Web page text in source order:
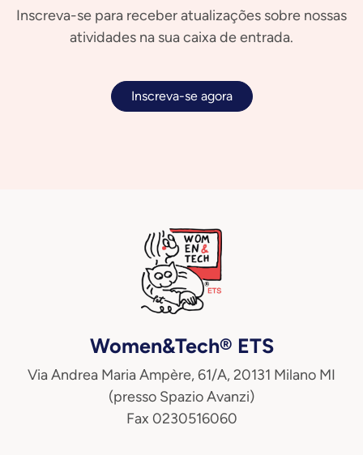
Inscreva-se para receber atualizações sobre nossas
atividades na sua caixa de entrada.
Inscreva-se agora
Women&Tech® ETS
Via Andrea Maria Ampère, 61/A, 20131 Milano MI
(presso Spazio Avanzi)
Fax 0230516060